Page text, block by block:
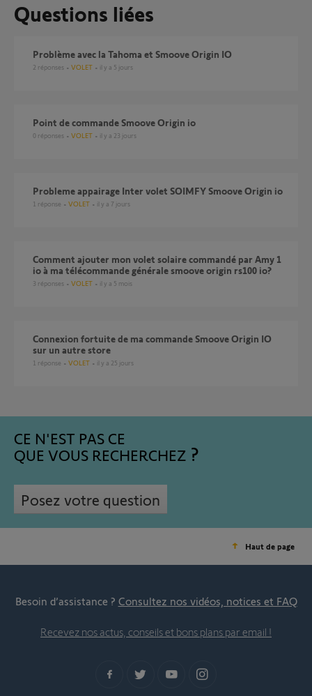
Questions liées
Problème avec la Tahoma et Smoove Origin IO
2 réponses VOLET il y a 5 jours
Point de commande Smoove Origin io
0 réponses VOLET il y a 23 jours
probleme appairage Inter volet SOIMFY Smoove Origin io
1 réponse VOLET il y a 7 jours
Comment ajouter mon volet solaire commandé par Amy 1
io à ma télécommande générale smoove origin rs100 io?
3 réponses VOLET il y a 5 mois
Connexion fortuite de ma commande Smoove Origin IO
sur un autre store
1 réponse VOLET il y a 25 jours
CE N'EST PAS CE
QUE VOUS RECHERCHEZ
Posez votre question
Haut de page
Besoin d’assistance ? Consultez nos vidéos, notices et FAQ
Recevez nos actus, conseils et bons plans par email !